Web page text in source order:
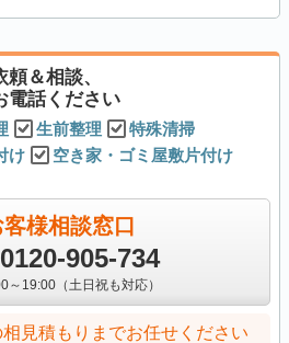
＆相談、
電話ください
生前整理
特殊清掃
け
空き家・ゴミ屋敷片付け
客様相談窓口
0120-905-734
～19:00（土日祝も対応）
見積もりまでお任せください